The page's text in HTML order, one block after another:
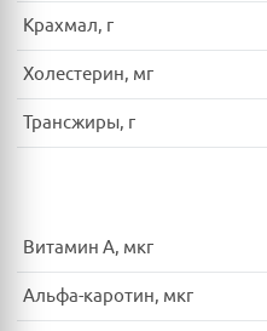
Крахмал, г
Холестерин, мг
Трансжиры, г
Витамин A, мкг
Альфа-каротин, мкг